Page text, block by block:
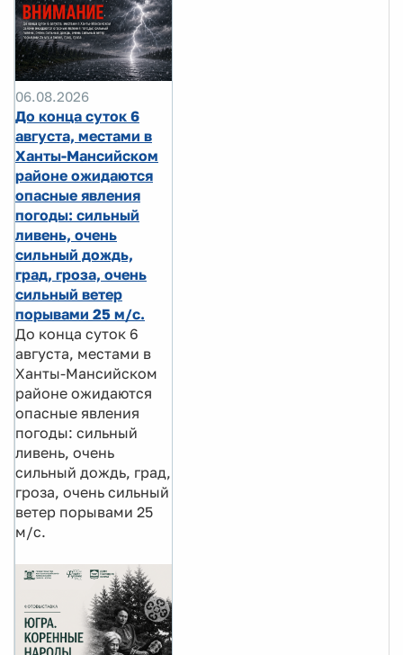
06.08.2026
До конца суток 6
августа, местами в
Ханты-Мансийском
районе ожидаются
опасные явления
погоды: сильный
ливень, очень
сильный дождь,
град, гроза, очень
сильный ветер
порывами 25 м/с.
До конца суток 6
августа, местами в
Ханты-Мансийском
районе ожидаются
опасные явления
погоды: сильный
ливень, очень
сильный дождь, град,
гроза, очень сильный
ветер порывами 25
м/с.